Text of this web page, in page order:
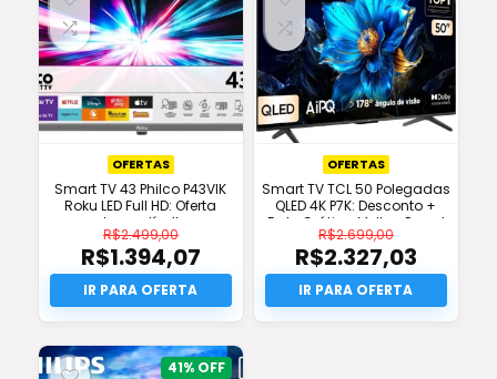
OFERTAS
Smart TV 43 Philco P43VIK
Roku LED Full HD: Oferta
Imperdível!
R$2.499,00
O
preço
original
era:
R$2.499,00.
R$1.394,07
O
preço
atual
é:
R$1.394,07.
OFERTAS
Smart TV TCL 50 Polegadas
QLED 4K P7K: Desconto +
Frete Grátis e Melhor Preço!
R$2.699,00
O
preço
original
era:
R$2.327,03
O
preço
atual
41%